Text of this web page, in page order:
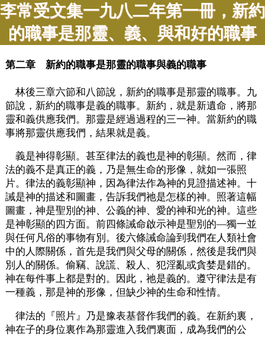
李常受文集一九八二年第一冊，新約
的職事是那靈、義、與和好的職事
第二章 新約的職事是那靈的職事與義的職事
林後三章六節和八節說，新約的職事是那靈的職事。九
節說，新約的職事是義的職事。新約，就是新遺命，將那
靈和義供應我們。那靈是經過過程的三一神。當新約的職
事將那靈供應我們，結果就是義。
義是神得彰顯。甚至律法的義也是神的彰顯。然而，律
法的義不是真正的義，乃是無生命的形像，就如一張照
片。律法的義彰顯神，因為律法作為神的見證描述神。十
誡是神的描述和圖畫，告訴我們祂是怎樣的神。照著這幅
圖畫，神是聖別的神、公義的神、愛的神和光的神。這些
是神彰顯的四方面。前四條誡命啟示神是聖別的—獨一並
與任何凡俗的事物有別。後六條誡命論到我們在人類社會
中的人際關係，首先是我們與父母的關係，然後是我們與
別人的關係。偷竊、說謊、殺人、犯淫亂或貪婪是錯的。
神在每件事上都是對的。因此，祂是義的。遵守律法是有
一種義，那是神的形像，但缺少神的生命和性情。
律法的『照片』乃是豫表基督作我們的義。在新約裏，
神在子的身位裏作為那靈進入我們裏面，成為我們的公